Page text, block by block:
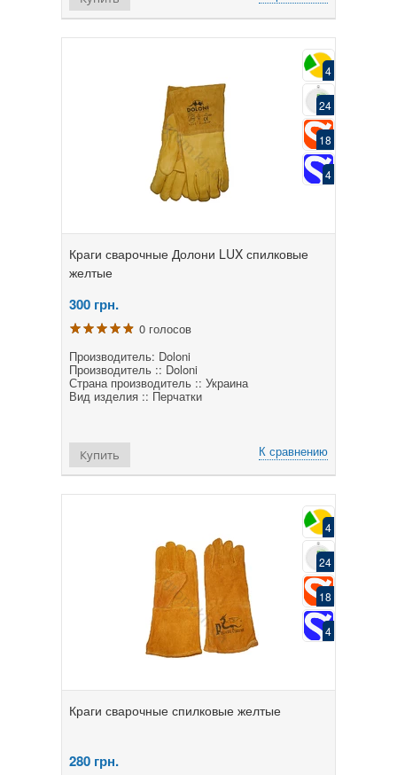
4
24
18
4
Краги сварочные Долони LUX спилковые
желтые
300 грн.
0 голосов
Производитель: Doloni
Производитель :: Doloni
Страна производитель :: Украина
Вид изделия :: Перчатки
К сравнению
Купить
4
24
18
4
Краги сварочные спилковые желтые
280 грн.